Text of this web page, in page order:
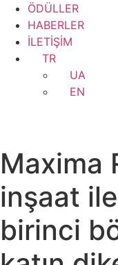
ÖDÜLLER
HABERLER
İLETİŞİM
TR
UA
EN
Maxima
inşaat
birinci